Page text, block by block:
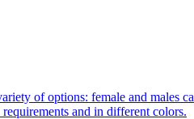
of options: female and males
and in different colors.